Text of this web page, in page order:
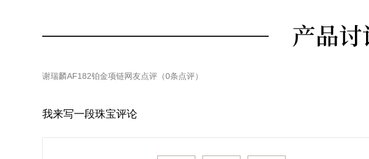
谢瑞麟AF182铂金项链网友点评（0条点评）
我来写一段珠宝评论